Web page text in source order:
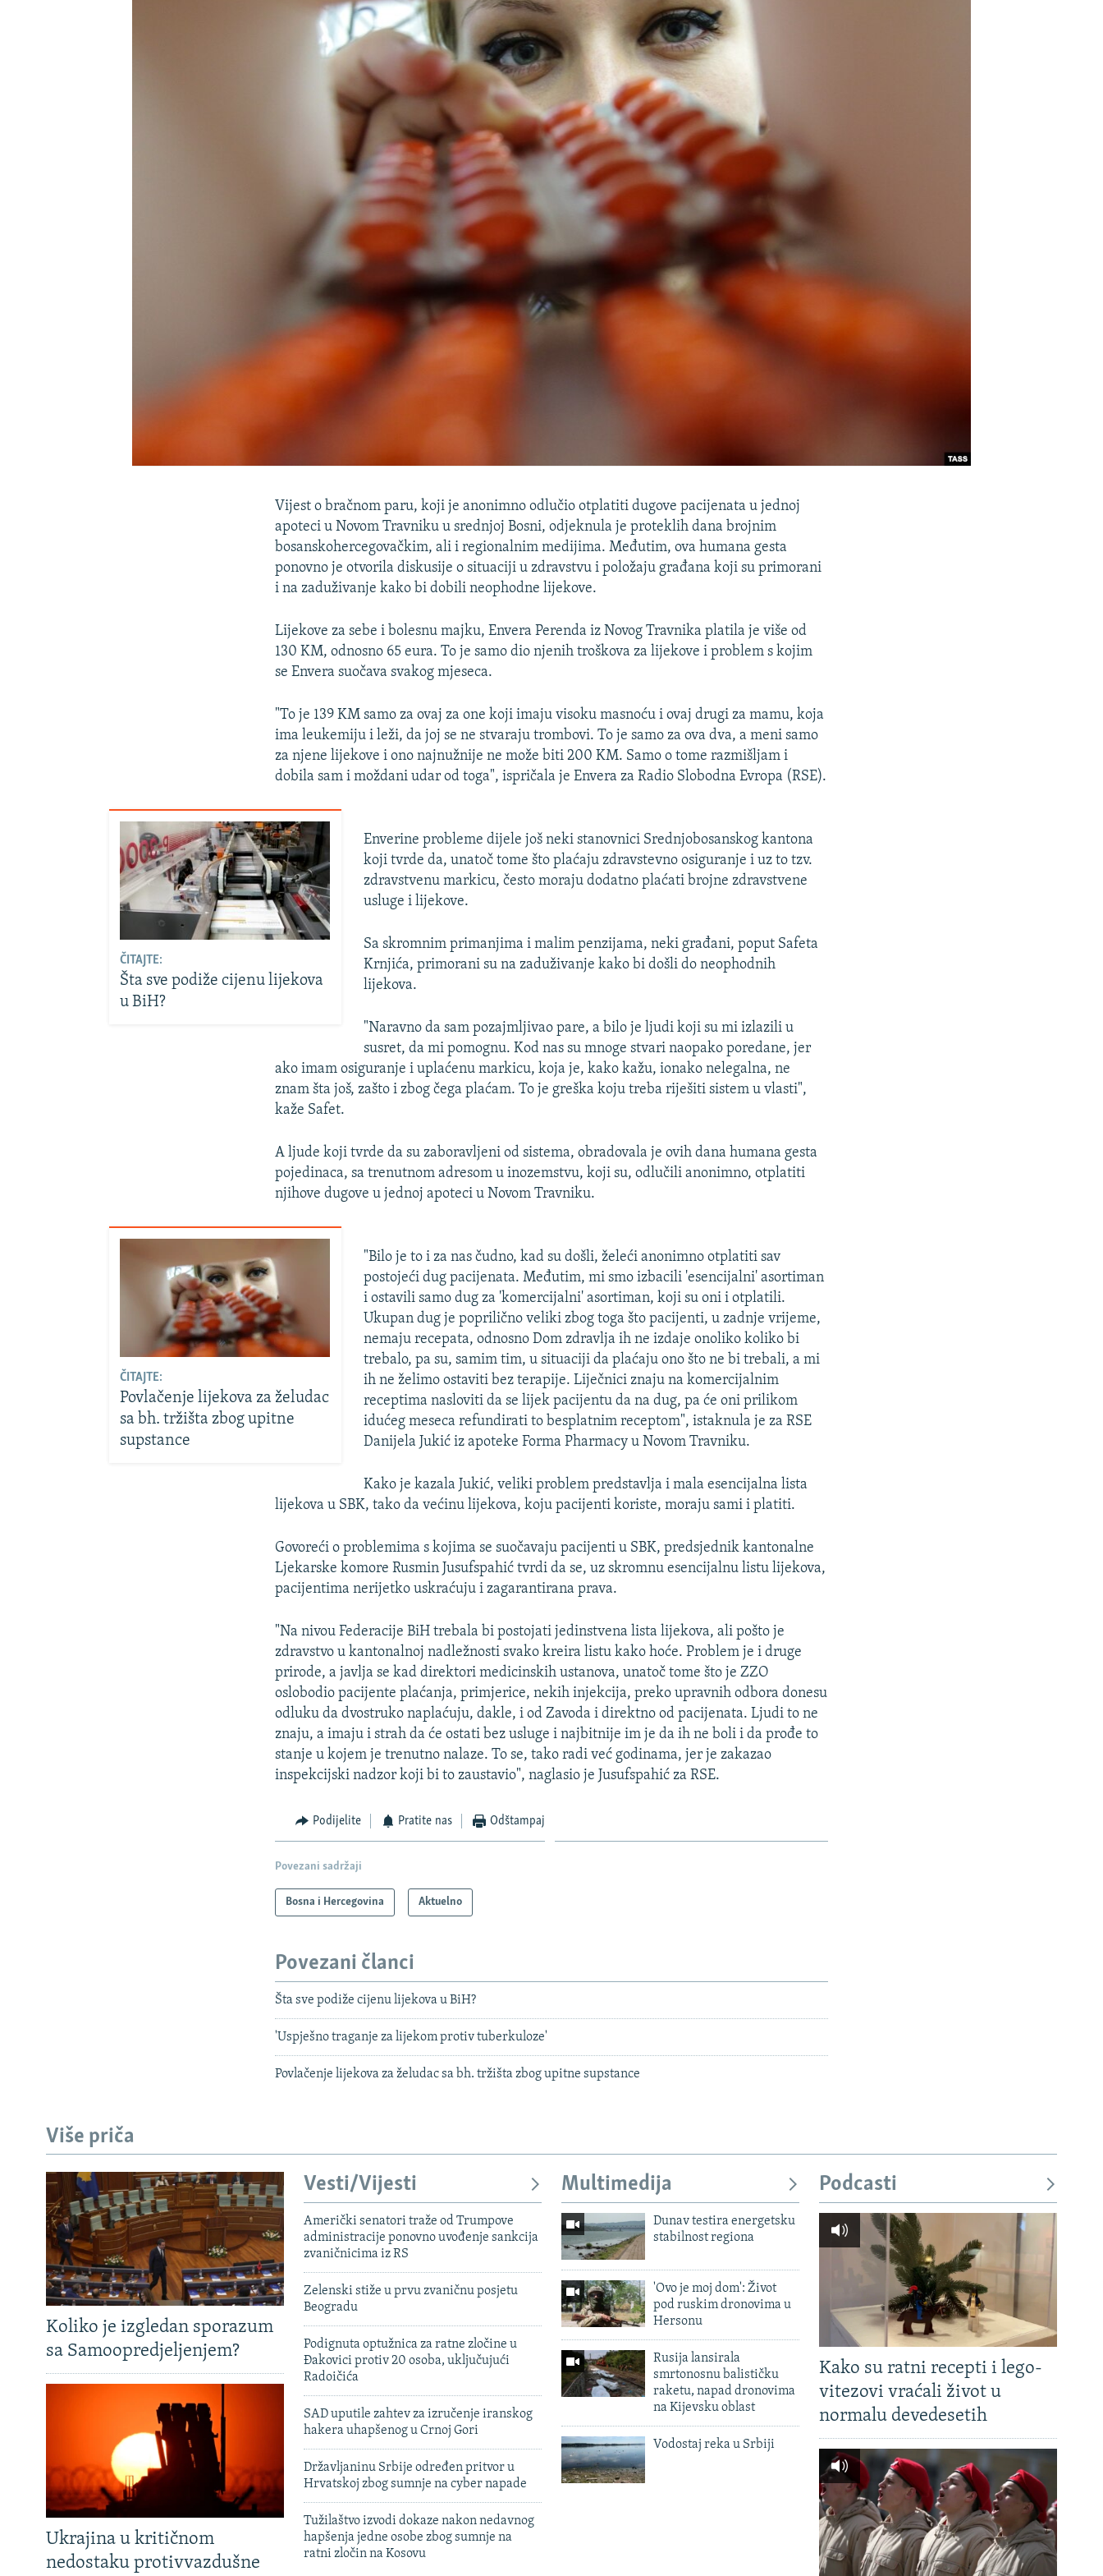
Vijest o bračnom paru, koji je anonimno odlučio otplatiti dugove pacijenata u jednoj
apoteci u Novom Travniku u srednjoj Bosni, odjeknula je proteklih dana brojnim
bosanskohercegovačkim, ali i regionalnim medijima. Međutim, ova humana gesta
ponovno je otvorila diskusije o situaciji u zdravstvu i položaju građana koji su primorani
i na zaduživanje kako bi dobili neophodne lijekove.
Lijekove za sebe i bolesnu majku, Envera Perenda iz Novog Travnika platila je više od
130 KM, odnosno 65 eura. To je samo dio njenih troškova za lijekove i problem s kojim
se Envera suočava svakog mjeseca.
"To je 139 KM samo za ovaj za one koji imaju visoku masnoću i ovaj drugi za mamu, koja
ima leukemiju i leži, da joj se ne stvaraju trombovi. To je samo za ova dva, a meni samo
za njene lijekove i ono najnužnije ne može biti 200 KM. Samo o tome razmišljam i
dobila sam i moždani udar od toga", ispričala je Envera za Radio Slobodna Evropa (RSE).
ČITAJTE:
Šta sve podiže cijenu lijekova
u BiH?
Enverine probleme dijele još neki stanovnici Srednjobosanskog kantona
koji tvrde da, unatoč tome što plaćaju zdravstevno osiguranje i uz to tzv.
zdravstvenu markicu, često moraju dodatno plaćati brojne zdravstvene
usluge i lijekove.
Sa skromnim primanjima i malim penzijama, neki građani, poput Safeta
Krnjića, primorani su na zaduživanje kako bi došli do neophodnih
lijekova.
"Naravno da sam pozajmljivao pare, a bilo je ljudi koji su mi izlazili u
susret, da mi pomognu. Kod nas su mnoge stvari naopako poredane, jer
ako imam osiguranje i uplaćenu markicu, koja je, kako kažu, ionako nelegalna, ne
znam šta još, zašto i zbog čega plaćam. To je greška koju treba riješiti sistem u vlasti",
kaže Safet.
A ljude koji tvrde da su zaboravljeni od sistema, obradovala je ovih dana humana gesta
pojedinaca, sa trenutnom adresom u inozemstvu, koji su, odlučili anonimno, otplatiti
njihove dugove u jednoj apoteci u Novom Travniku.
ČITAJTE:
Povlačenje lijekova za želudac
sa bh. tržišta zbog upitne
supstance
"Bilo je to i za nas čudno, kad su došli, želeći anonimno otplatiti sav
postojeći dug pacijenata. Međutim, mi smo izbacili 'esencijalni' asortiman
i ostavili samo dug za 'komercijalni' asortiman, koji su oni i otplatili.
Ukupan dug je poprilično veliki zbog toga što pacijenti, u zadnje vrijeme,
nemaju recepata, odnosno Dom zdravlja ih ne izdaje onoliko koliko bi
trebalo, pa su, samim tim, u situaciji da plaćaju ono što ne bi trebali, a mi
ih ne želimo ostaviti bez terapije. Liječnici znaju na komercijalnim
receptima nasloviti da se lijek pacijentu da na dug, pa će oni prilikom
idućeg meseca refundirati to besplatnim receptom", istaknula je za RSE
Danijela Jukić iz apoteke Forma Pharmacy u Novom Travniku.
Kako je kazala Jukić, veliki problem predstavlja i mala esencijalna lista
lijekova u SBK, tako da većinu lijekova, koju pacijenti koriste, moraju sami i platiti.
Govoreći o problemima s kojima se suočavaju pacijenti u SBK, predsjednik kantonalne
Ljekarske komore Rusmin Jusufspahić tvrdi da se, uz skromnu esencijalnu listu lijekova,
pacijentima nerijetko uskraćuju i zagarantirana prava.
"Na nivou Federacije BiH trebala bi postojati jedinstvena lista lijekova, ali pošto je
zdravstvo u kantonalnoj nadležnosti svako kreira listu kako hoće. Problem je i druge
prirode, a javlja se kad direktori medicinskih ustanova, unatoč tome što je ZZO
oslobodio pacijente plaćanja, primjerice, nekih injekcija, preko upravnih odbora donesu
odluku da dvostruko naplaćuju, dakle, i od Zavoda i direktno od pacijenata. Ljudi to ne
znaju, a imaju i strah da će ostati bez usluge i najbitnije im je da ih ne boli i da prođe to
stanje u kojem je trenutno nalaze. To se, tako radi već godinama, jer je zakazao
inspekcijski nadzor koji bi to zaustavio", naglasio je Jusufspahić za RSE.
Podijelite Pratite nas Odštampaj
Povezani sadržaji
Bosna i Hercegovina Aktuelno
Povezani članci
Šta sve podiže cijenu lijekova u BiH?
'Uspješno traganje za lijekom protiv tuberkuloze'
Povlačenje lijekova za želudac sa bh. tržišta zbog upitne supstance
Više priča
Koliko je izgledan sporazum
sa Samoopredjeljenjem?
Ukrajina u kritičnom
nedostaku protivvazdušne
Vesti/Vijesti
Američki senatori traže od Trumpove
administracije ponovno uvođenje sankcija
zvaničnicima iz RS
Zelenski stiže u prvu zvaničnu posjetu
Beogradu
Podignuta optužnica za ratne zločine u
Đakovici protiv 20 osoba, uključujući
Radoičića
SAD uputile zahtev za izručenje iranskog
hakera uhapšenog u Crnoj Gori
Državljaninu Srbije određen pritvor u
Hrvatskoj zbog sumnje na cyber napade
Tužilaštvo izvodi dokaze nakon nedavnog
hapšenja jedne osobe zbog sumnje na
ratni zločin na Kosovu
Multimedija
Dunav testira energetsku
stabilnost regiona
'Ovo je moj dom': Život
pod ruskim dronovima u
Hersonu
Rusija lansirala
smrtonosnu balističku
raketu, napad dronovima
na Kijevsku oblast
Vodostaj reka u Srbiji
Podcasti
Kako su ratni recepti i lego-
vitezovi vraćali život u
normalu devedesetih